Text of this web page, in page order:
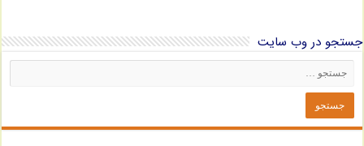
جستجو در وب سایت